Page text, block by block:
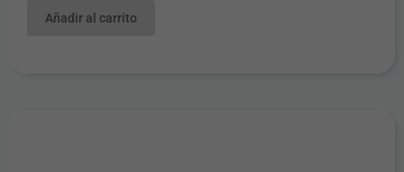
Añadir al carrito